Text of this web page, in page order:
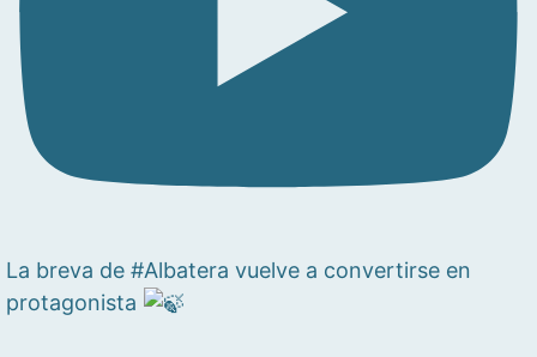
La breva de #Albatera vuelve a convertirse en
protagonista